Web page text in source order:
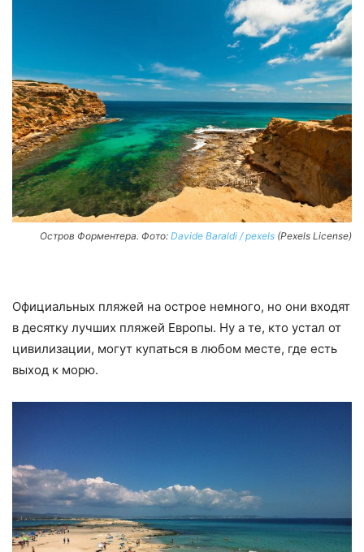
Остров Форментера. Фото: Davide Baraldi / pexels (Pexels License)
Официальных пляжей на острое немного, но они входят
в десятку лучших пляжей Европы. Ну а те, кто устал от
цивилизации, могут купаться в любом месте, где есть
выход к морю.